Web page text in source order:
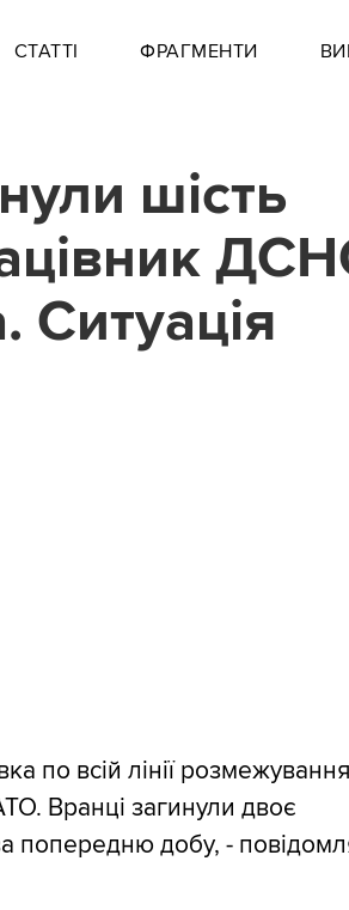
СТАТТІ ФРАГМЕНТИ
шість
Ситуація
по всій лінії розмежування
Вранці загинули двоє
попередню добу, -